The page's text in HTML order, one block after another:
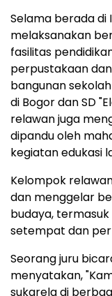
Selama berada di
melaksanakan
fasilitas
perpustakaan
bangunan sekolah
di Bogor dan SD
relawan juga
dipandu oleh
kegiatan edukasi
Kelompok
dan menggelar
budaya,
setempat dan
Seorang juru
menyatakan,
sukarela di